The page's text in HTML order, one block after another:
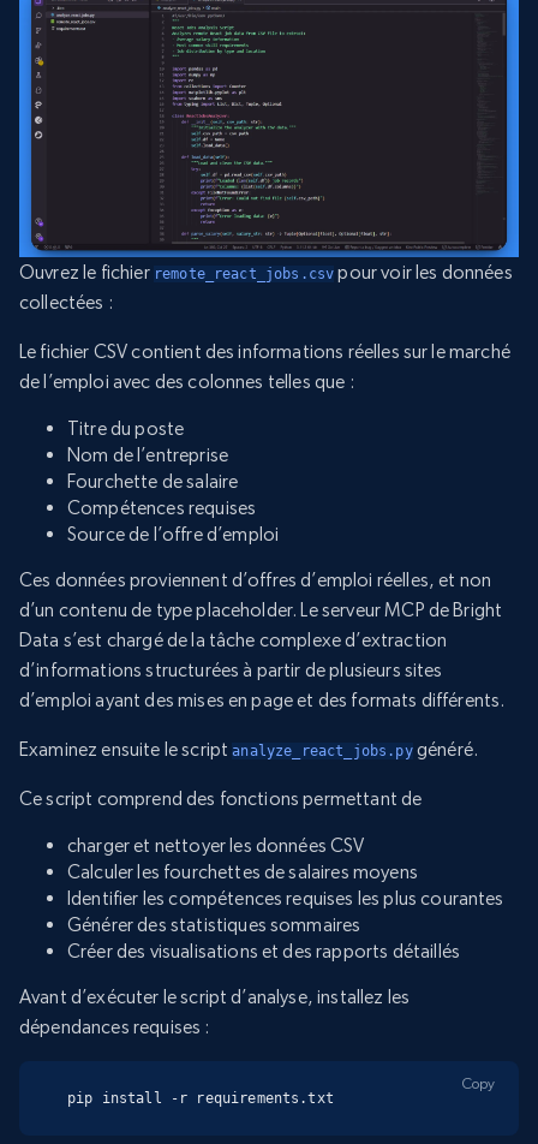
Ouvrez le fichier remote_react_jobs.csv pour voir les données
collectées :
Le fichier CSV contient des informations réelles sur le marché
de l’emploi avec des colonnes telles que :
Titre du poste
Nom de l’entreprise
Fourchette de salaire
Compétences requises
Source de l’offre d’emploi
Ces données proviennent d’offres d’emploi réelles, et non
d’un contenu de type placeholder. Le serveur MCP de Bright
Data s’est chargé de la tâche complexe d’extraction
d’informations structurées à partir de plusieurs sites
d’emploi ayant des mises en page et des formats différents.
Examinez ensuite le scriptanalyze_react_jobs.pygénéré.
Ce script comprend des fonctions permettant de
charger et nettoyer les données CSV
Calculer les fourchettes de salaires moyens
Identifier les compétences requises les plus courantes
Générer des statistiques sommaires
Créer des visualisations et des rapports détaillés
Avant d’exécuter le script d’analyse, installez les
dépendances requises :
pip install -r requirements.txt
Copy